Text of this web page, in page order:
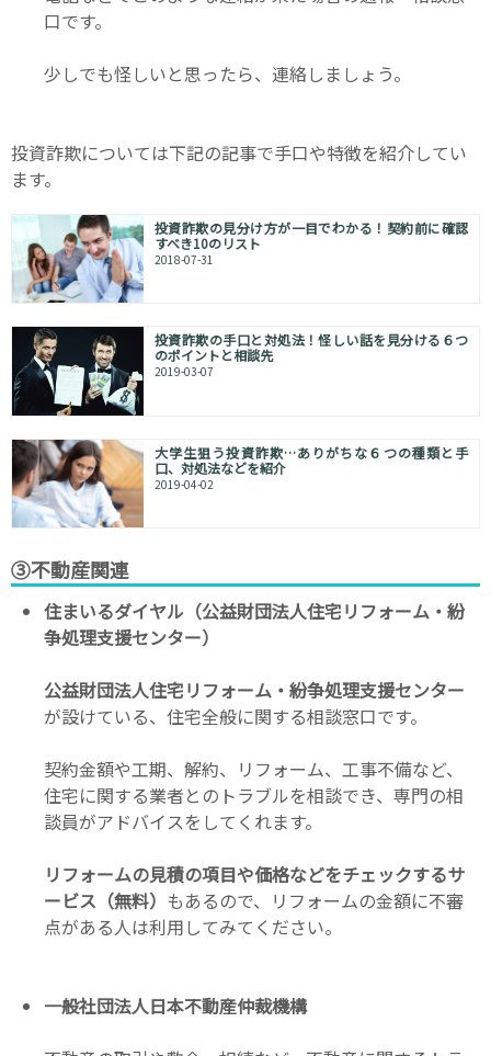
口です。
少しでも怪しいと思ったら、連絡しましょう。
投資詐欺については下記の記事で手口や特徴を紹介してい
ます。
投資詐欺の見分け方が一目でわかる！契約前に確認
すべき10のリスト
2018-07-31
投資詐欺の手口と対処法！怪しい話を見分ける６つ
のポイントと相談先
2019-03-07
大学生狙う投資詐欺…ありがちな６つの種類と手
口、対処法などを紹介
2019-04-02
③不動産関連
住まいるダイヤル（公益財団法人住宅リフォーム・紛
争処理支援センター）
公益財団法人住宅リフォーム・紛争処理支援センター
が設けている、住宅全般に関する相談窓口です。
契約金額や工期、解約、リフォーム、工事不備など、
住宅に関する業者とのトラブルを相談でき、専門の相
談員がアドバイスをしてくれます。
リフォームの見積の項目や価格などをチェックするサ
ービス（無料） もあるので、リフォームの金額に不審
点がある人は利用してみてください。
一般社団法人日本不動産仲裁機構